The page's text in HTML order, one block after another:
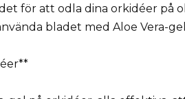
för att odla dina orkidéer på
bladet med Aloe Vera-